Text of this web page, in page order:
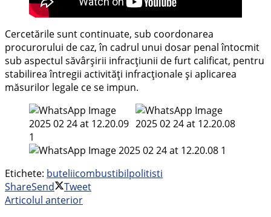
Cercetările sunt continuate, sub coordonarea
procurorului de caz, în cadrul unui dosar penal întocmit
sub aspectul săvârșirii infracțiunii de furt calificat, pentru
stabilirea întregii activități infracționale și aplicarea
măsurilor legale ce se impun.
Etichete: buteliicombustibilpolitisti
ShareSend
Tweet
Articolul anterior